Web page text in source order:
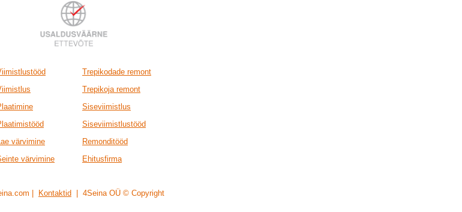
Trepikodade remont
Trepikoja remont
Siseviimistlus
Siseviimistlustööd
Lae värvimine
Remonditööd
värvimine Ehitusfirma
| Kontaktid | 4Seina OÜ © Copyright